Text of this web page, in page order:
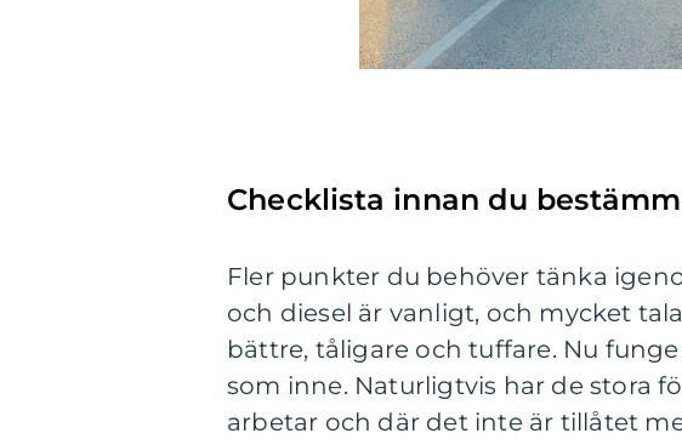
Checklista innan du
Fler punkter du behöver tänka
och diesel är vanligt, och mycket
bättre, tåligare och tuffare. Nu
som inne. Naturligtvis har de stora
arbetar och där det inte är tillåtet